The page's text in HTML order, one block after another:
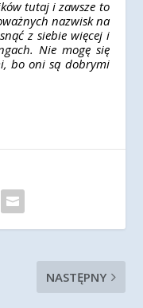
tutaj i zawsze to
nazwisk na
z siebie więcej i
Nie mogę się
bo oni są dobrymi
NASTĘPNY